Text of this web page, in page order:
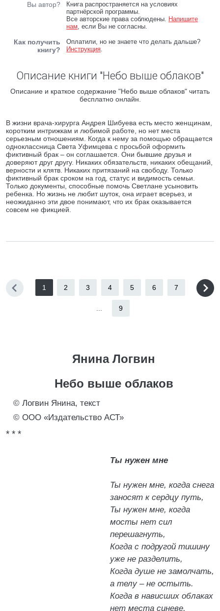
Вы автор?
Книга распространяется на условиях
партнёрской программы.
Все авторские права соблюдены. Напишите
нам, если Вы не согласны.
Как получить
книгу?
Оплатили, но не знаете что делать дальше?
Инструкция.
Описание книги "Небо выше облаков"
Описание и краткое содержание "Небо выше облаков" читать
бесплатно онлайн.
В жизни врача-хирурга Андрея Шибуева есть место женщинам,
коротким интрижкам и любимой работе, но нет места
серьезным отношениям. Когда к нему за помощью обращается
одноклассница Света Уфимцева с просьбой оформить
фиктивный брак – он соглашается. Они бывшие друзья и
доверяют друг другу. Никаких обязательств, никаких обещаний,
верности и клятв. Никаких притязаний на свободу. Только
фиктивный брак сроком на год, статус и видимость семьи.
Только документы, способные помочь Светлане усыновить
ребенка. Но жизнь не любит шуток, она играет всерьез, и
неожиданно эти двое понимают, что их брак оказывается
совсем не фикцией.
1 2 3 4 5 6 7
9
Янина Логвин
Небо выше облаков
© Логвин Янина, текст
© ООО «Издательство АСТ»
* * *
Ты нужен мне
Ты нужен мне, когда снега
заносят к сердцу путь,
Ты нужен мне, когда
мосты нет сил
перешагнуть,
Когда с подругой тишину
уже не разделить,
Когда душе не замолчать,
а телу – не остыть.
Когда в нависших облаках
нет места синеве,